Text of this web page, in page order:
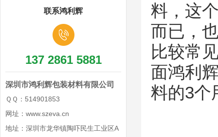
联系鸿利辉
137 2861 5881
深圳市鸿利辉包装材料有限公司
ＱＱ：514901853
网址：www.szeva.cn
地址：深圳市龙华镇陶吓民生工业区A
料，这
而已，
比较常
面鸿利
料的3个